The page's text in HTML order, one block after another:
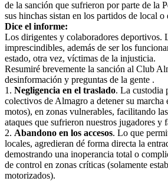
de la sanción que sufrieron por parte de la
sus hinchas sistan en los partidos de local o
Dice el informe:
Los dirigentes y colaboradores deportivos.
imprescindibles, además de ser los
estado, otra vez, víctimas de la injusticia.
Resumiré brevemente la sanción al Club
desinformación y preguntas de la gente .
1. Negligencia en el traslado. La custodia
colectivos de Almagro a detener su
motos), en zonas vulnerables, facilitando
ataques que sufrieron nuestros jugadores y
2. Abandono en los accesos. Lo que
locales, agredieran dé forma directa la
demostrando una inoperancia total o
de control en zonas críticas (solamente
motorizados).